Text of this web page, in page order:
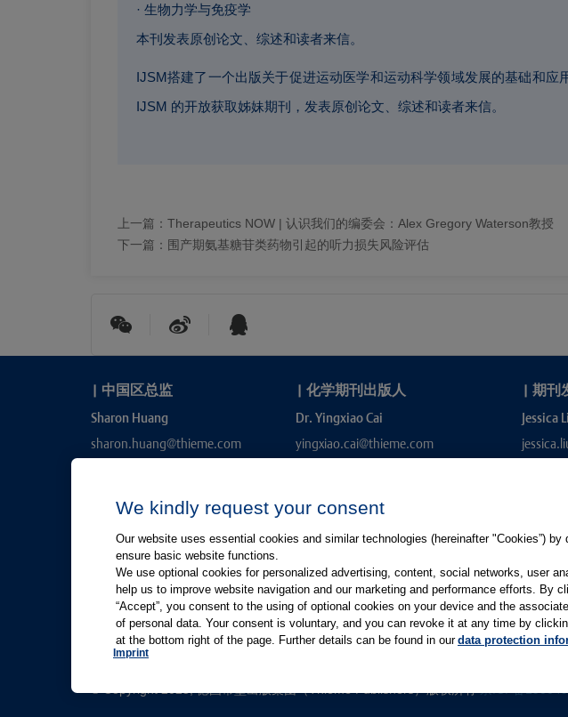
· 生物力学与免疫学
本刊发表原创论文、综述和读者来信。
IJSM搭建了一个出版关于促进运动医学和运动科学领域发展的基础和
IJSM 的开放获取姊妹期刊，发表原创论文、综述和读者来信。
上一篇： Therapeutics NOW | 认识我们的编委会：Alex Gregory Waterson教授
下一篇： 围产期氨基糖苷类药物引起的听力损失风险评估
| 中国区总监
Sharon Huang
sharon.huang@thieme.com
| 化学期刊出版人
Dr. Yingxiao Cai
yingxiao.cai@thieme.com
| 期刊
Jessica
有关Thieme图书翻译及版权业务，请联系：rights@thieme.de
友情链接： Thieme Group Thieme Open | Thieme-
We kindly request your consent
Our website uses essential cookies and similar technologies (hereinafter "Cookies”) by
ensure basic website functions.
We use optional cookies for personalized advertising, content, social networks, user
help us to improve website navigation and our marketing and performance efforts. By
“Accept”, you consent to the using of optional cookies on your device and the
of personal data. Your consent is voluntary, and you can revoke it at any time by
at the bottom right of the page. Further details can be found in ourdata protection
Imprint